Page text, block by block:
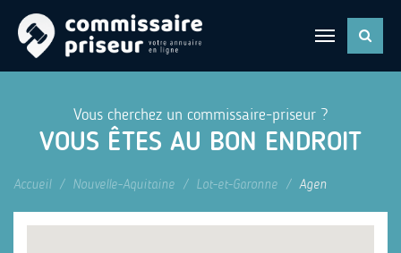
Vous cherchez un commissaire-priseur ?
VOUS ÊTES AU BON ENDROIT
Accueil Nouvelle-Aquitaine Lot-et-Garonne Agen